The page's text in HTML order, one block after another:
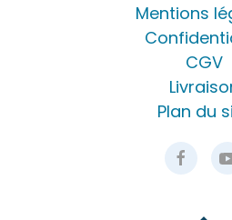
Mentions
CGV
Plan du